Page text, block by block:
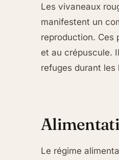
Les vivaneaux
manifestent un
reproduction. Ces
et au crépuscule.
refuges durant les
Le régime